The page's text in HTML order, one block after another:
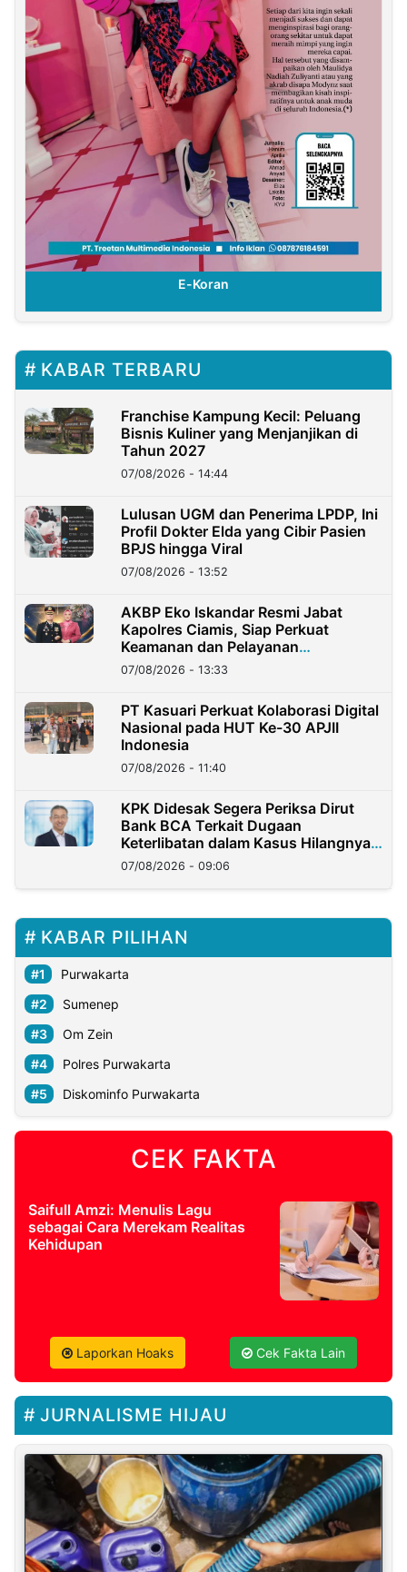
E-Koran
KABAR TERBARU
Franchise Kampung Kecil: Peluang
Bisnis Kuliner yang Menjanjikan di
Tahun 2027
07/08/2026 - 14:44
Lulusan UGM dan Penerima LPDP, Ini
Profil Dokter Elda yang Cibir Pasien
BPJS hingga Viral
07/08/2026 - 13:52
AKBP Eko Iskandar Resmi Jabat
Kapolres Ciamis, Siap Perkuat
Keamanan dan Pelayanan
Masyarakat
07/08/2026 - 13:33
PT Kasuari Perkuat Kolaborasi Digital
Nasional pada HUT Ke-30 APJII
Indonesia
07/08/2026 - 11:40
KPK Didesak Segera Periksa Dirut
Bank BCA Terkait Dugaan
Keterlibatan dalam Kasus Hilangnya
Dana Nasabah Rp2,58 Miliar
07/08/2026 - 09:06
KABAR PILIHAN
Purwakarta
Sumenep
Om Zein
Polres Purwakarta
Diskominfo Purwakarta
CEK FAKTA
Saifull Amzi: Menulis Lagu
sebagai Cara Merekam Realitas
Kehidupan
Laporkan Hoaks Cek Fakta Lain
JURNALISME HIJAU